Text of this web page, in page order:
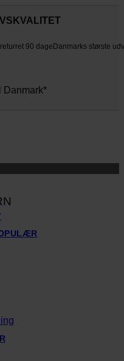
90 dage Danmarks største
Danmark*